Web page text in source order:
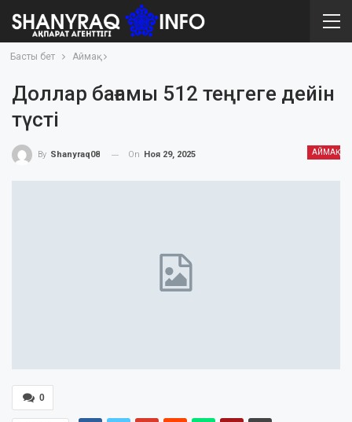
Басты бет Аймақ
Доллар бағамы 512 теңгеге дейін
түсті
АЙМАҚ
By Shanyraq08 On Ноя 29, 2025
0